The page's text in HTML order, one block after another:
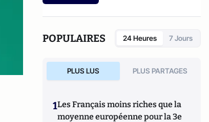
POPULAIRES 24 Heures 7 Jours
PLUS LUS PLUS PARTAGES
1Les Français moins riches que la
moyenne européenne pour la 3e